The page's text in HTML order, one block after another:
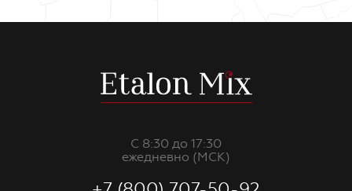
С 8:30 до 17:30
ежедневно (МСК)